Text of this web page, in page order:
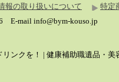
報の取り扱いについて 特定
E-mail info@bym-kouso.jp
ンクを！ | 健康補助職遺品・美